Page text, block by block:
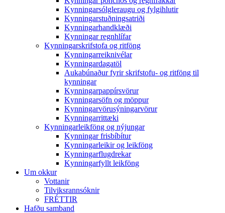
Kynningarsólgleraugu og fylgihlutir
Kynningarstuðningsatriði
Kynningarhandklæði
Kynningar regnhlífar
Kynningarskrifstofa og ritföng
Kynningarreiknivélar
Kynningardagatöl
Aukabúnaður fyrir skrifstofu- og ritföng til
kynningar
Kynningarpappírsvörur
Kynningarsöfn og möppur
Kynningarvörusýningarvörur
Kynningarrittæki
Kynningarleikföng og nýjungar
Kynningar frisbíbítur
Kynningarleikir og leikföng
Kynningarflugdrekar
Kynningarfyllt leikföng
Um okkur
Vottanir
Tilviksrannsóknir
FRÉTTIR
Hafðu samband